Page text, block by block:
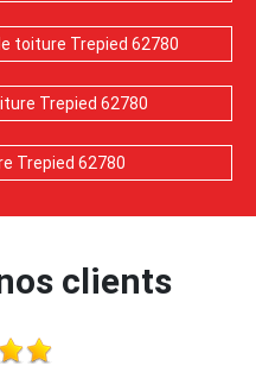
toiture Trepied 62780
Trepied 62780
Trepied 62780
clients